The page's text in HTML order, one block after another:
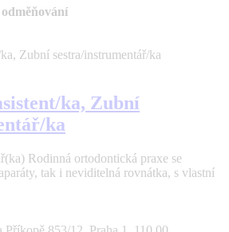
ka, Zubní
ka
Rodinná ortodontická praxe se
tak i neviditelná rovnátka, s vlastní